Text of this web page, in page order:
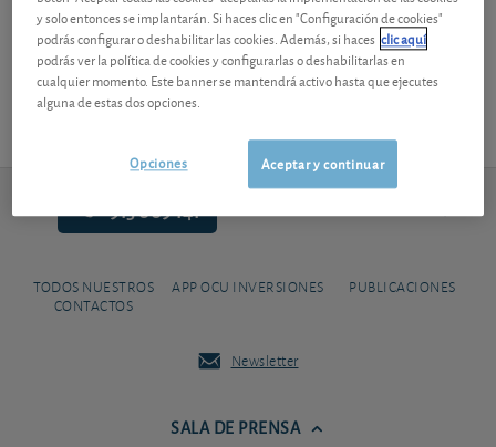
beneficios de la misma.
Su valor puede fluctuar en función de la salud financiera de la
empresa y de la situación general de la economía.
913 009 141
TODOS NUESTROS
CONTACTOS
APP OCU INVERSIONES PUBLICACIONES
Newsletter
SALA DE PRENSA
y solo entonces se implantarán. Si haces clic en "Configuración de cookies"
podrás configurar o deshabilitar las cookies. Además, si haces clic aquí
podrás ver la política de cookies y configurarlas o deshabilitarlas en
cualquier momento. Este banner se mantendrá activo hasta que ejecutes
alguna de estas dos opciones.
Aceptar y continuar
Opciones